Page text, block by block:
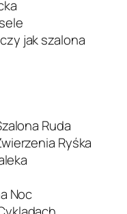
jak szalona
Ruda
Ryśka
Noc